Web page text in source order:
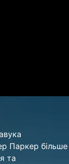
Паркер більше
та